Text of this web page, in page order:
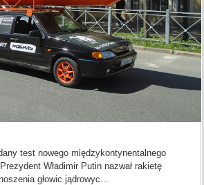
test nowego międzykontynentalnego
Władimir Putin nazwał rakietę
głowic jądrowyc...